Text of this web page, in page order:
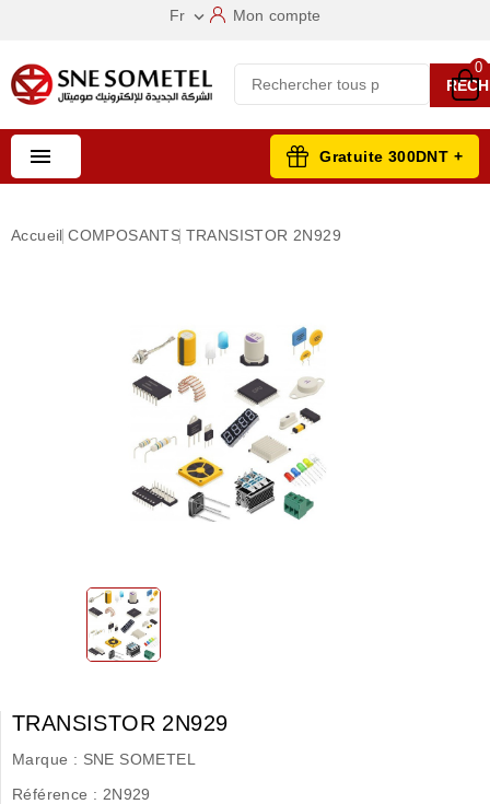
Fr  Mon compte
0
 Gratuite 300DNT +
Accueil COMPOSANTS TRANSISTOR 2N929
TRANSISTOR 2N929
Marque : SNE SOMETEL
Référence : 2N929